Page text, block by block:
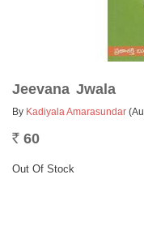
Jeevana Jwala
By Kadiyala Amarasundar
Rs. 60
Out Of Stock